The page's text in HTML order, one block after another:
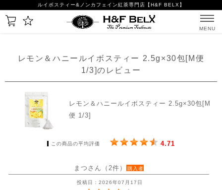
ルイボスティー&ノンカフェイン紅茶専門店【H&F BELX】
MENU
レモン＆ハニールイボスティー 2.5g×30包[M便
1/3]のレビュー
レモン＆ハニールイボスティー 2.5g×30包[M
便 1/3]
この商品の平均評価 4.71
まつさん（2件） 購入者
投稿日：2026年07月17日